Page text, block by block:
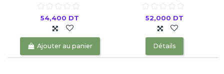
54,400 DT
Ajouter au panier
52,000 DT
Détails